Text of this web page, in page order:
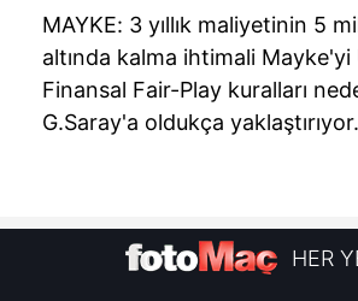
MAYKE: 3 yıllık maliyetinin 5
altında kalma ihtimali Mayke'yi
Finansal Fair-Play kuralları
G.Saray'a oldukça yaklaştırıyor.
HER